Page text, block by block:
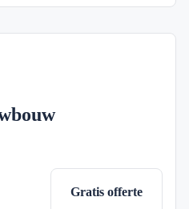
Gratis offerte